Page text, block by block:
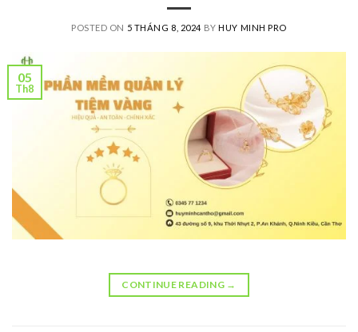
POSTED ON 5 THÁNG 8, 2024 BYHUY MINH PRO
05
Th8
CONTINUE READING →